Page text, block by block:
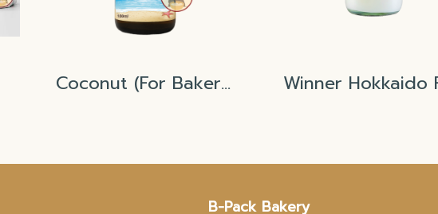
Coconut (For Bakery)
B-Pack Bakery